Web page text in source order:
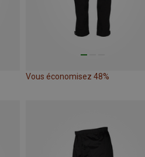
Vous économisez 48%